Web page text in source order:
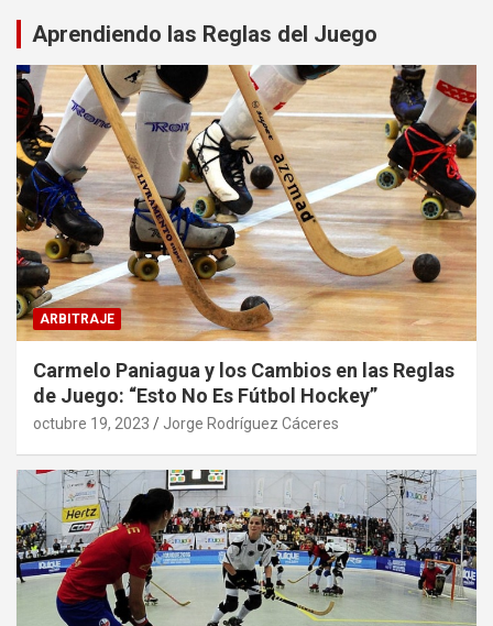
Aprendiendo las Reglas del Juego
ARBITRAJE
Carmelo Paniagua y los Cambios en las Reglas
de Juego: “Esto No Es Fútbol Hockey”
octubre 19, 2023 Jorge Rodríguez Cáceres